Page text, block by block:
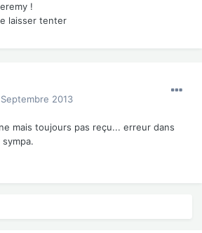
!
laisser tenter
2013
mais toujours pas reçu... erreur dans